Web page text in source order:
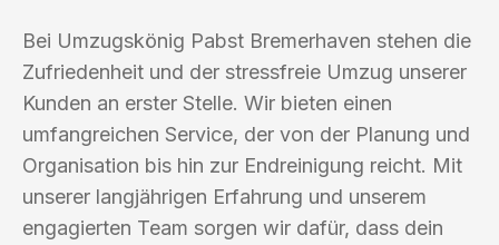
Bei Umzugskönig Pabst Bremerhaven stehen die
Zufriedenheit und der stressfreie Umzug unserer
Kunden an erster Stelle. Wir bieten einen
umfangreichen Service, der von der Planung und
Organisation bis hin zur Endreinigung reicht. Mit
unserer langjährigen Erfahrung und unserem
engagierten Team sorgen wir dafür, dass dein